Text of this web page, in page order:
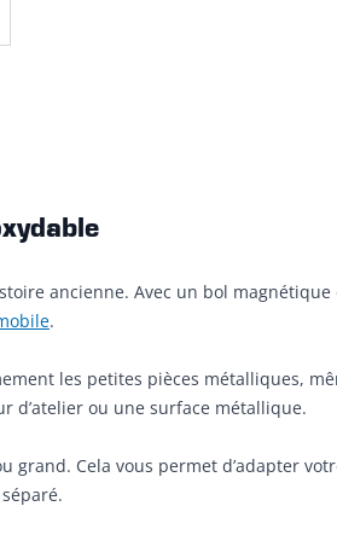
ancienne. Avec un bol
.
les petites pièces métalliques,
d’atelier ou une surface métallique.
Cela vous permet d’adapter